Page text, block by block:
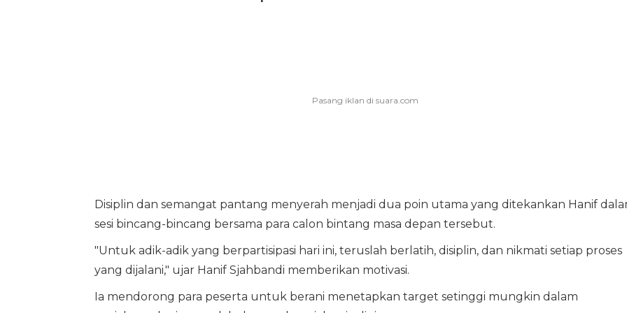
Disiplin dan semangat pantang menyerah menjadi dua poin utama yang ditekankan Hanif
sesi bincang-bincang bersama para calon bintang masa depan tersebut.
"Untuk adik-adik yang berpartisipasi hari ini, teruslah berlatih, disiplin, dan nikmati setiap proses
yang dijalani," ujar Hanif Sjahbandi memberikan motivasi.
Ia mendorong para peserta untuk berani menetapkan target setinggi mungkin dalam